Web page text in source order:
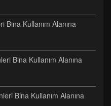
Bina Kullanım Alanına
Bina Kullanım Alanına
Bina Kullanım Alanına